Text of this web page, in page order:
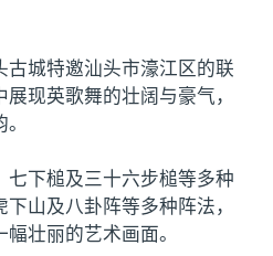
古城特邀汕头市濠江区的联
现英歌舞的壮阔与豪气，
七下槌及三十六步槌等多种
山及八卦阵等多种阵法，
壮丽的艺术画面。